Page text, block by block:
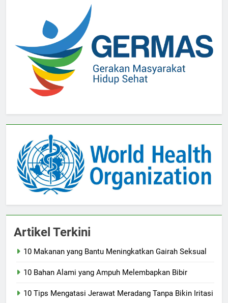
Artikel Terkini
10 Makanan yang Bantu Meningkatkan Gairah Seksual
10 Bahan Alami yang Ampuh Melembapkan Bibir
10 Tips Mengatasi Jerawat Meradang Tanpa Bikin Iritasi